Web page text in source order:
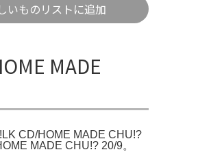
いものリストに追加
MADE
CD/HOME MADE CHU!?
MADE CHU!? 20/9。